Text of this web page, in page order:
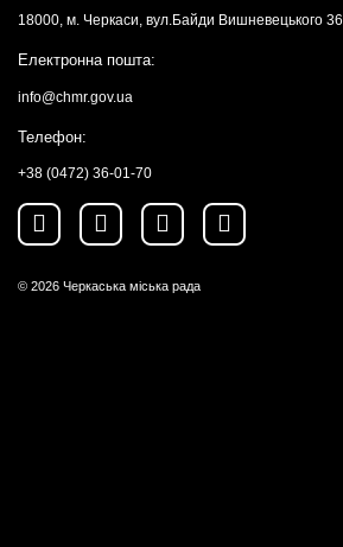
18000, м. Черкаси, вул.Байди Вишневецького 36
Електронна пошта:
info@chmr.gov.ua
Телефон:
+38 (0472) 36-01-70
© 2026 Черкаська міська рада